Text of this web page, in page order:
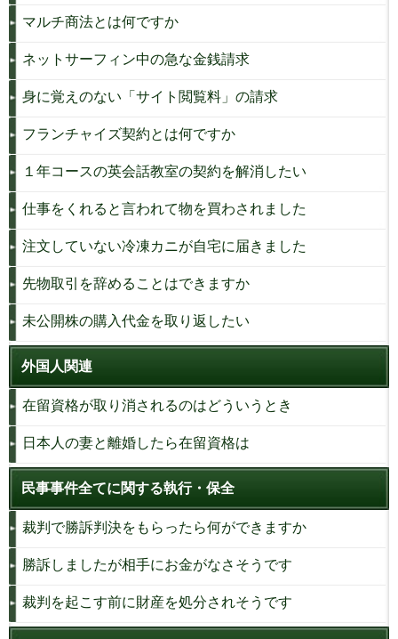
マルチ商法とは何ですか
ネットサーフィン中の急な金銭請求
身に覚えのない「サイト閲覧料」の請求
フランチャイズ契約とは何ですか
１年コースの英会話教室の契約を解消したい
仕事をくれると言われて物を買わされました
注文していない冷凍カニが自宅に届きました
先物取引を辞めることはできますか
未公開株の購入代金を取り返したい
外国人関連
在留資格が取り消されるのはどういうとき
日本人の妻と離婚したら在留資格は
民事事件全てに関する執行・保全
裁判で勝訴判決をもらったら何ができますか
勝訴しましたが相手にお金がなさそうです
裁判を起こす前に財産を処分されそうです